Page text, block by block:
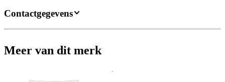
Contactgegevens
Meer van dit merk